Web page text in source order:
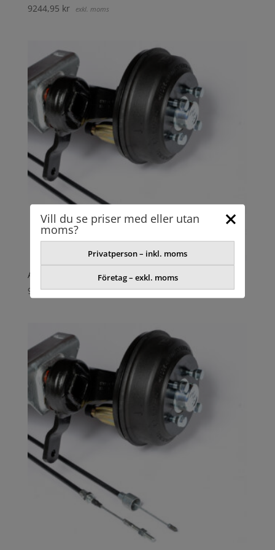
9244,95 kr exkl. moms
AXEL GUMMIFJÄDER
9929,92kr exkl. moms
Vill du se priser med eller utan
moms?
Privatperson – inkl. moms
Företag – exkl. moms